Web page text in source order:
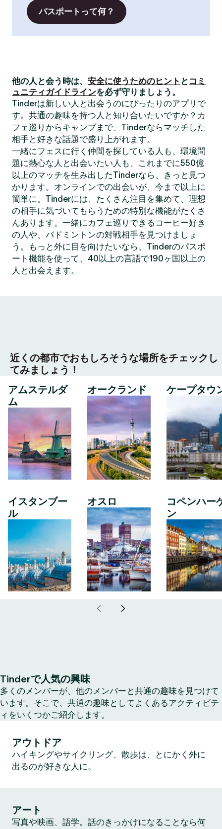
パスポートって何？
他の人と会う時は、 安全に使うためのヒント と コミ
ュニティガイドラインを必ず守りましょう。
Tinderは新しい人と出会うのにぴったりのアプリで
す。共通の趣味を持つ人と知り合いたいですか？カ
フェ巡りからキャンプまで、Tinderならマッチした
相手と好きな話題で盛り上がれます。
一緒にフェスに行く仲間を探している人も、環境問
題に熱心な人と出会いたい人も、これまでに550億
以上のマッチを生み出したTinderなら、きっと見つ
かります。オンラインでの出会いが、今まで以上に
簡単に。Tinderには、たくさん注目を集めて、理想
の相手に気づいてもらうための特別な機能がたくさ
んあります。一緒にカフェ巡りできるコーヒー好き
の人や、バドミントンの対戦相手を見つけましょ
う。もっと外に目を向けたいなら、Tinderのパスポ
ート機能を使って、40以上の言語で190ヶ国以上の
人と出会えます。
近くの都市でおもしろそうな場所をチェックし
てみましょう！
アムステルダ
ム
イスタンブー
ル
オークランド
オスロ
ケープタウ
コペンハー
ン
Tinderで人気の興味
多くのメンバーが、他のメンバーと共通の趣味を見つけて
います。そこで、共通の趣味としてよくあるアクティビテ
ィをいくつかご紹介します。
アウトドア
ハイキングやサイクリング、散歩は、とにかく外に
出るのが好きな人に。
アート
写真や映画、語学。話のきっかけになることなら何